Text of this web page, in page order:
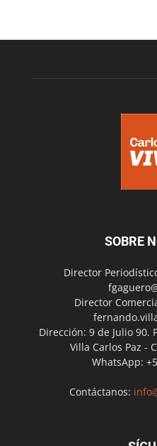
SOBRE
Director
Director
Dirección: 9 de Julio 90.
Villa Carlos Paz -
WhatsApp:
Contáctanos: